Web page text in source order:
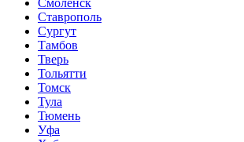
Ставрополь
Сургут
Тамбов
Тверь
Тольятти
Томск
Тула
Тюмень
Уфа